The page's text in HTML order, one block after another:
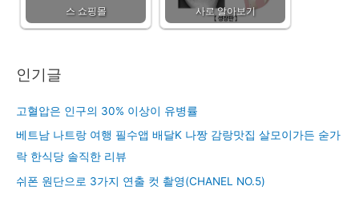
스 쇼핑몰
사로 알아보기
인기글
고혈압은 인구의 30% 이상이 유병률
베트남 나트랑 여행 필수앱 배달K 나짱 감랑맛집 살모이가든 숟가
락 한식당 솔직한 리뷰
쉬폰 원단으로 3가지 연출 컷 촬영(CHANEL NO.5)